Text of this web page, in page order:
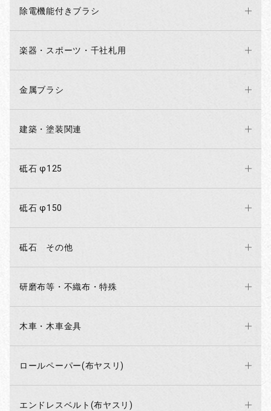
除電機能付きブラシ
楽器・スポーツ・千社札用
金属ブラシ
建築・塗装関連
砥石 φ125
砥石 φ150
砥石 その他
研磨布等・不織布・特殊
木車・木車金具
ロールペーパー(布ヤスリ)
エンドレスベルト(布ヤスリ)